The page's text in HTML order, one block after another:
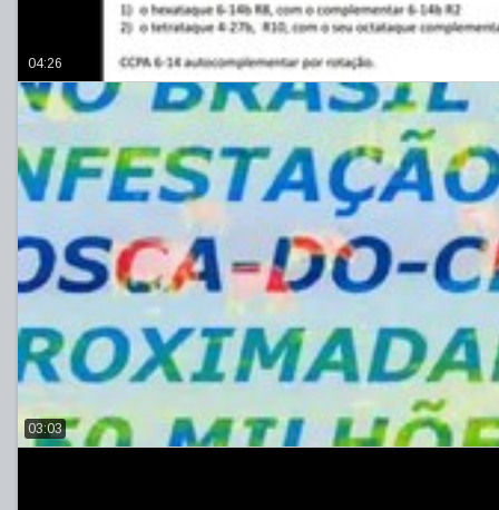
04:26
03:03